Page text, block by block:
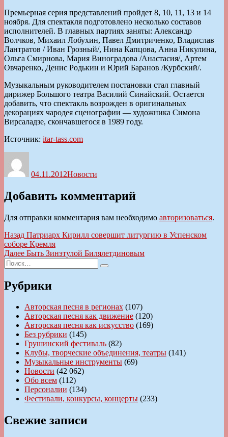
Премьерная серия представлений пройдет 8, 10, 11, 13 и 14
ноября. Для спектакля подготовлено несколько составов
исполнителей. В главных партиях заняты: Александр
Волчков, Михаил Лобухин, Павел Дмитриченко, Владислав
Лантратов / Иван Грозный/, Нина Капцова, Анна Никулина,
Ольга Смирнова, Мария Виноградова /Анастасия/, Артем
Овчаренко, Денис Родькин и Юрий Баранов /Курбский/.
Музыкальным руководителем постановки стал главный
дирижер Большого театра Василий Синайский. Остается
добавить, что спектакль возрожден в оригинальных
декорациях чародея сценографии — художника Симона
Вирсаладзе, скончавшегося в 1989 году.
Источник: itar-tass.com
04.11.2012Новости
Добавить комментарий
Для отправки комментария вам необходимо авторизоваться.
Навигация
по
записям
Назад Предыдущая
запись:
Патриарх Кирилл совершит литургию в Успенском
соборе Кремля
Далее Следующая
Быть Зинэтулой Билялетдиновым
Искать:
Поиск
Рубрики
Авторская песня в регионах (107)
Авторская песня как движение (120)
Авторская песня как искусство (169)
Без рубрики (145)
Грушинский фестиваль (82)
Клубы, творческие объединения, театры (141)
Музыкальные инструменты (69)
Новости (42 062)
Обо всем (112)
Персоналии (134)
Фестивали, конкурсы, концерты (233)
Свежие записи